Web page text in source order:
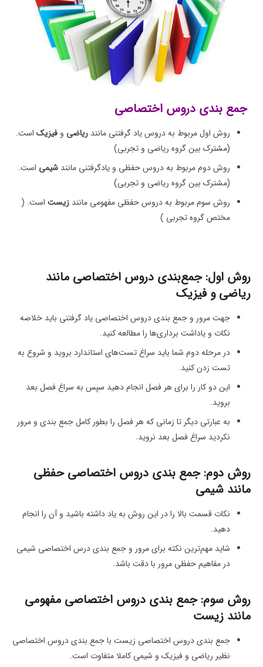
جمع‌ بندی دروس اختصاصی
روش اول مربوط به دروس یاد گرفتنی مانند ریاضی و فیزیک است.
(مشترک بین گروه ریاضی و تجربی)
روش دوم مربوط به دروس حفظی و یادگرفتنی مانند شیمی است.
(مشترک بین گروه ریاضی و تجربی)
روش سوم مربوط به دروس حفظی مفهومی مانند زیست است. (
مختص گروه تجربی )
روش اول: جمع‌بندی دروس اختصاصی مانند
ریاضی و فیزیک
جهت مرور و جمع بندی دروس اختصاصی یاد گرفتنی باید خلاصه
نکات و یاداشت برداری‌ها را مطالعه کنید.
در مرحله دوم شما باید سراغ تست‌های استاندارد بروید و شروع به
تست زدن کنید.
این دو کار را برای هر فصل انجام دهید سپس به سراغ فصل بعد
بروید.
به عبارتی دیگر تا زمانی که هر فصل را بطور کامل جمع بندی و مرور
نکردید سراغ فصل بعد نروید.
روش دوم: جمع بندی دروس اختصاصی حفظی
مانند شیمی
نکات قسمت بالا را در این روش به یاد داشته باشید و آن را انجام
دهید.
شاید مهم‌ترین نکته برای مرور و جمع بندی درس اختصاصی شیمی
در مفاهیم حفظی مرور با دقت باشد.
روش سوم: جمع بندی دروس اختصاصی مفهومی
مانند زیست
جمع بندی دروس اختصاصی زیست با جمع بندی دروس اختصاصی
نظیر ریاضی و فیزیک و شیمی کاملا متفاوت است.